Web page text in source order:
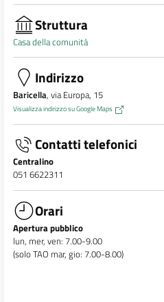
Struttura
Casa della comunità
Indirizzo
Baricella, via Europa, 15
Visualizza indirizzo su Google Maps
Contatti telefonici
Centralino
051 6622311
Orari
Apertura pubblico
lun, mer, ven: 7.00-9.00
(solo TAO mar, gio: 7.00-8.00)